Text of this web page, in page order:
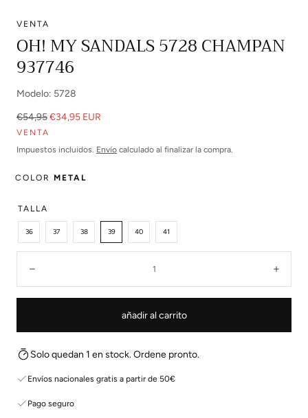
multimedia
en
modal
VENTA
OH! MY SANDALS 5728 CHAMPAN
937746
Modelo: 5728
Precio
regular
€54,95Precio
venta
€34,95 EUR
VENTA
Impuestos incluidos. Envío calculado al finalizar la compra.
COLOR METAL
TALLA
36 37 38 39 40 41
añadir al carrito
Solo quedan 1 en stock. Ordene pronto.
Envíos nacionales gratis a partir de 50€
Pago seguro